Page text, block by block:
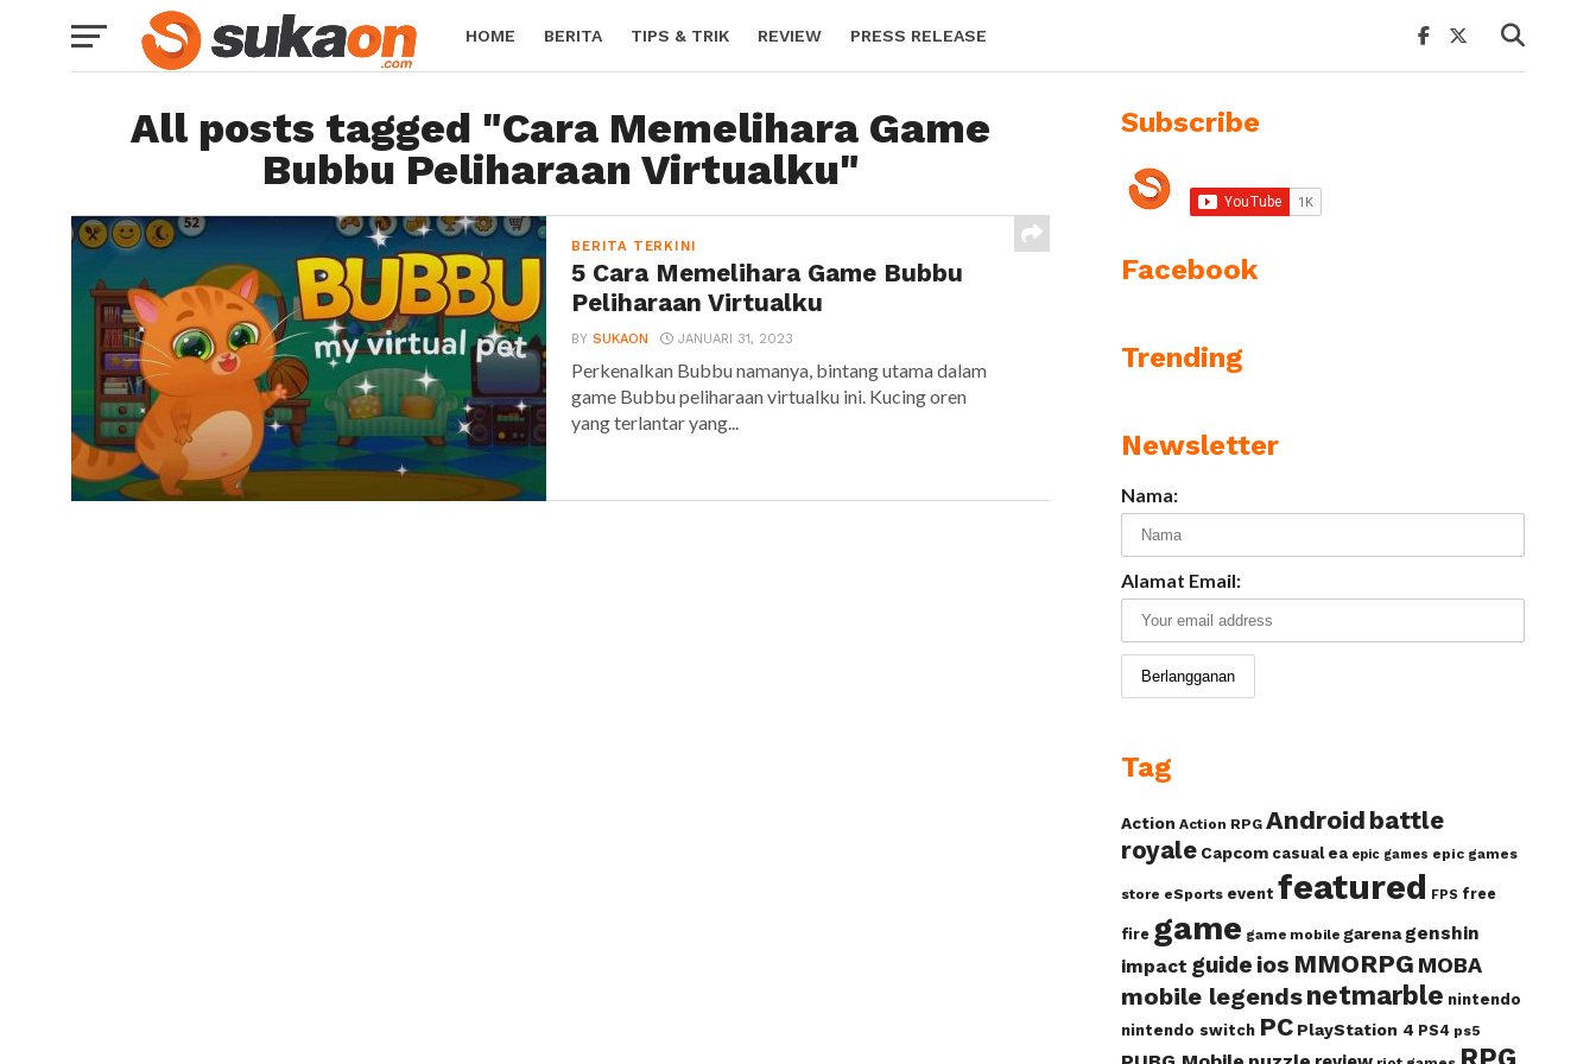
HOME BERITA TIPS & TRIK REVIEW PRESS RELEASE
All posts tagged "Cara Memelihara Game
Bubbu Peliharaan Virtualku"
BERITA TERKINI
5 Cara Memelihara Game Bubbu
Peliharaan Virtualku
BYSUKAON JANUARI 31, 2023
Perkenalkan Bubbu namanya, bintang utama dalam
game Bubbu peliharaan virtualku ini. Kucing oren
yang terlantar yang...
Subscribe
Facebook
Trending
Newsletter
Nama:
Alamat Email:
Tag
Action Action RPG Android battle
royale Capcom casual ea epic games epic games
store eSports event featured FPS free
fire game game mobile garena genshin
impact guide ios MMORPG MOBA
mobile legendsnetmarble nintendo
nintendo switch PC PlayStation 4 PS4 ps5